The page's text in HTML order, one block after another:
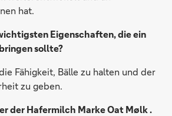
hat.
Eigenschaften, die ein
sollte?
Fähigkeit, Bälle zu halten und der
zu geben.
der Hafermilch Marke Oat Mølk .